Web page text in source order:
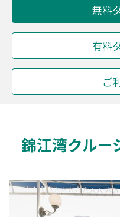
無料
有料
ご
錦江湾クルー